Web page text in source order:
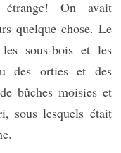
On avait
quelque chose. Le
sous-bois et les
des orties et des
bûches moisies et
sous lesquels était